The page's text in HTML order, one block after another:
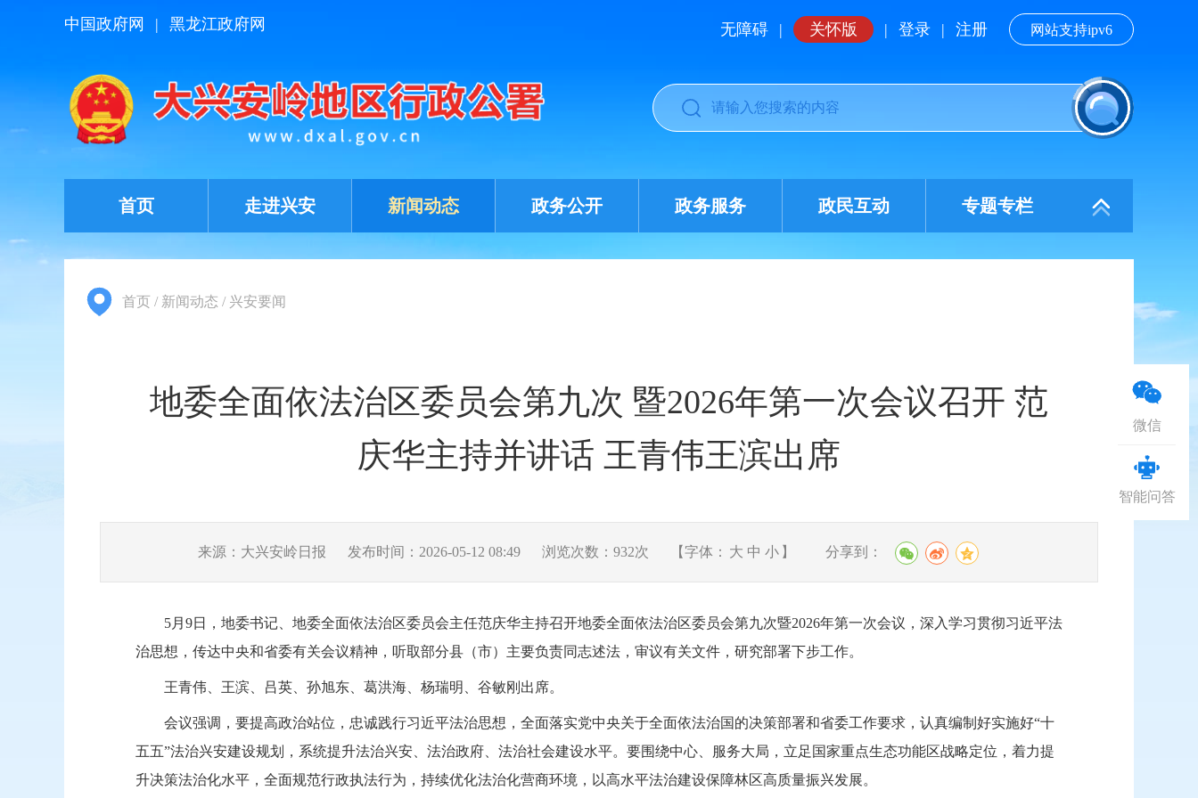
中国政府网 | 黑龙江政府网 无障碍 | 关怀版 | 登录 | 注册 网站支持ipv6
首页 走进兴安 新闻动态 政务公开 政务服务 政民互动 专题专栏
首页 / 新闻动态 / 兴安要闻
地委全面依法治区委员会第九次 暨2026年第一次会议召开 范
庆华主持并讲话 王青伟王滨出席
来源：大兴安岭日报 发布时间：2026-05-12 08:49 浏览次数： 932次 【字体： 大 中 小 】 分享到：
5月9日，地委书记、地委全面依法治区委员会主任范庆华主持召开地委全面依法治区委员会第九次暨2026年第一次会议，深入学习贯彻习近平法
治思想，传达中央和省委有关会议精神，听取部分县（市）主要负责同志述法，审议有关文件，研究部署下步工作。
王青伟、王滨、吕英、孙旭东、葛洪海、杨瑞明、谷敏刚出席。
会议强调，要提高政治站位，忠诚践行习近平法治思想，全面落实党中央关于全面依法治国的决策部署和省委工作要求，认真编制好实施好“十
五五”法治兴安建设规划，系统提升法治兴安、法治政府、法治社会建设水平。要围绕中心、服务大局，立足国家重点生态功能区战略定位，着力提
升决策法治化水平，全面规范行政执法行为，持续优化法治化营商环境，以高水平法治建设保障林区高质量振兴发展。
微信
智能问答